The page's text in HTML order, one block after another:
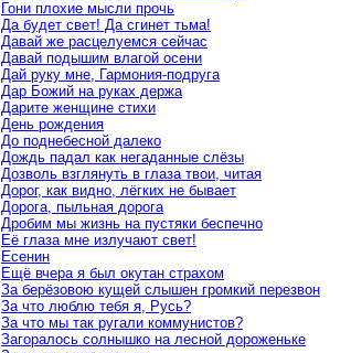
Гони плохие мысли прочь
Да будет свет! Да сгинет тьма!
Давай же расцелуемся сейчас
Давай подышим влагой осени
Дай руку мне, Гармония-подруга
Дар Божий на руках держа
Дарите женщине стихи
День рождения
До поднебесной далеко
Дождь падал как негаданные слёзы
Дозволь взглянуть в глаза твои, читая
Дорог, как видно, лёгких не бывает
Дорога, пыльная дорога
Дробим мы жизнь на пустяки беспечно
Её глаза мне излучают свет!
Есенин
Ещё вчера я был окутан страхом
За берёзовою кущей слышен громкий перезвон
За что люблю тебя я, Русь?
За что мы так ругали коммунистов?
Загоралось солнышко на лесной дороженьке